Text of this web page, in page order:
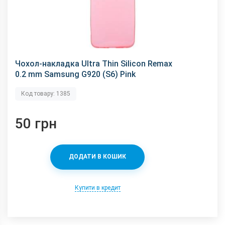
Чохол-накладка Ultra Thin Silicon Remax
0.2 mm Samsung G920 (S6) Pink
Код товару: 1385
50 грн
ДОДАТИ В КОШИК
Купити в кредит